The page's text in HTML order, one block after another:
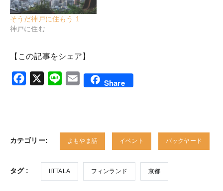
そうだ神戸に住もう 1
神戸に住む
【この記事をシェア】
Facebook
X Line Email Share
カテゴリー: よもやま話 イベント バックヤード
タグ : IITTALA フィンランド 京都